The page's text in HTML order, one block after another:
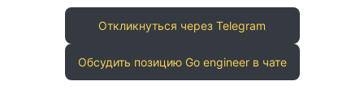
Откликнуться через Telegram
Обсудить позицию Go engineer в чате